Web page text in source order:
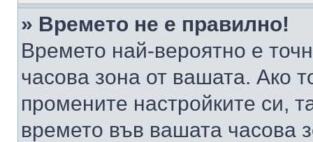
» Времето не е правилно!
Времето най-вероятно е
часова зона от вашата. Ако
промените настройките си,
времето във вашата